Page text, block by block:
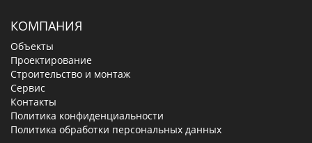
КОМПАНИЯ
Объекты
Проектирование
Строительство и монтаж
Сервис
Контакты
Политика конфиденциальности
Политика обработки персональных данных